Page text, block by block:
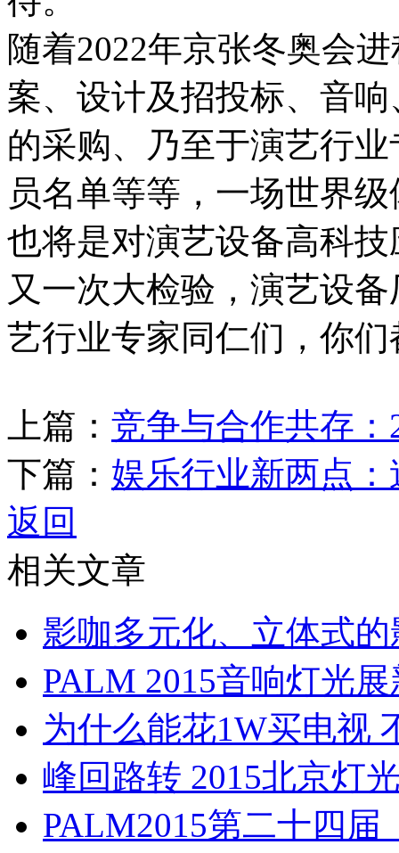
随着2022年京张冬奥会
案、设计及招投标、音
的采购、乃至于演艺行
员名单等等，一场世界
也将是对演艺设备高科
又一次大检验，演艺设
艺行业专家同仁们，你
上篇： 竞争与合作共存
下篇： 娱乐行业新两点
返回
相关文章
影咖多元化、立体式
PALM 2015音响灯光
为什么能花1W买电视
峰回路转 2015北京灯
PALM2015第二十四